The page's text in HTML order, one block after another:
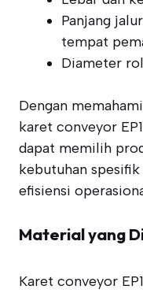
Panjang
tempat
Diameter
Dengan
karet conveyor
dapat memilih
kebutuhan
efisiensi
Material yang
Karet conveyor